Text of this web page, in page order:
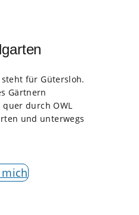
für Gütersloh.
Gärtnern
durch OWL
und unterwegs